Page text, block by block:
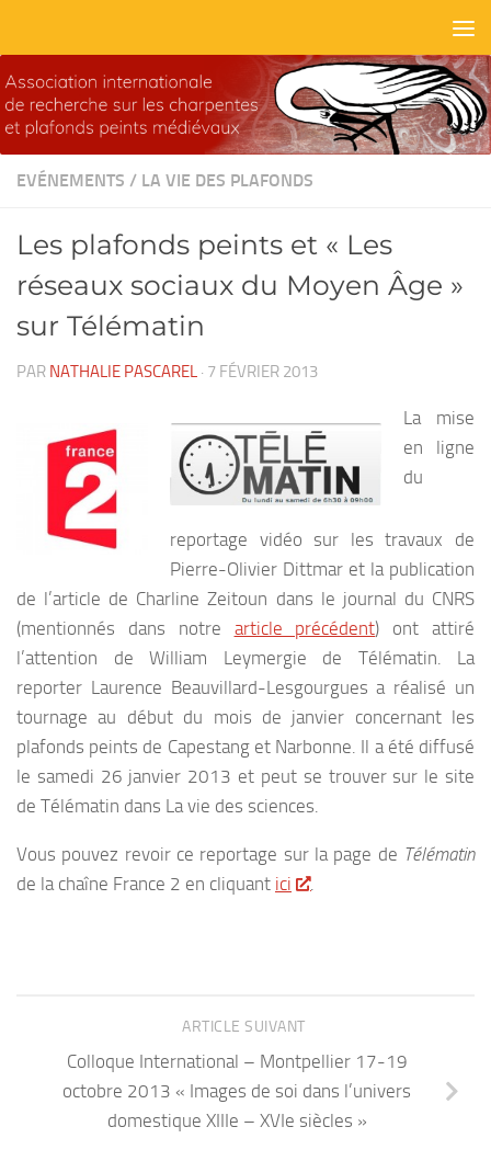
EVÉNEMENTS / LA VIE DES PLAFONDS
Les plafonds peints et « Les
réseaux sociaux du Moyen Âge »
sur Télématin
PAR NATHALIE PASCAREL · 7 FÉVRIER 2013
La mise
en ligne
du
reportage vidéo sur les travaux de
Pierre-Olivier Dittmar et la publication
de l’article de Charline Zeitoun dans le journal du CNRS
(mentionnés dans notre article précédent) ont attiré
l’attention de William Leymergie de Télématin. La
reporter Laurence Beauvillard-Lesgourgues a réalisé un
tournage au début du mois de janvier concernant les
plafonds peints de Capestang et Narbonne. Il a été diffusé
le samedi 26 janvier 2013 et peut se trouver sur le site
de Télématin dans La vie des sciences.
Vous pouvez revoir ce reportage sur la page de Télématin
de la chaîne France 2 en cliquant ici .
ARTICLE SUIVANT
Colloque International – Montpellier 17-19
octobre 2013 « Images de soi dans l’univers
domestique XIIIe – XVIe siècles »